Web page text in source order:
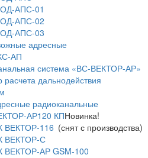
АПС-01
АПС-02
АПС-03
адресные
АП
система «ВС-ВЕКТОР-АР»
расчета дальнодействия
радиоканальные
АР120 КПНовинка!
ВЕКТОР-116 (снят с производства)
ВЕКТОР-С
ВЕКТОР-АР GSM-100